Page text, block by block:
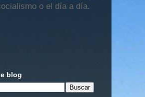
o el día a día.
blog